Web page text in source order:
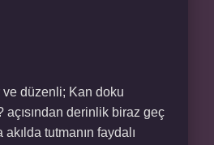
ve düzenli; Kan doku
açısından derinlik biraz geç
tutmanın faydalı